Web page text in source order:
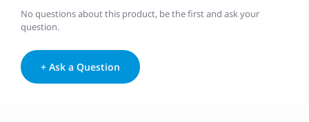
No questions about this product, be the first and ask your
question.
+ Ask a Question